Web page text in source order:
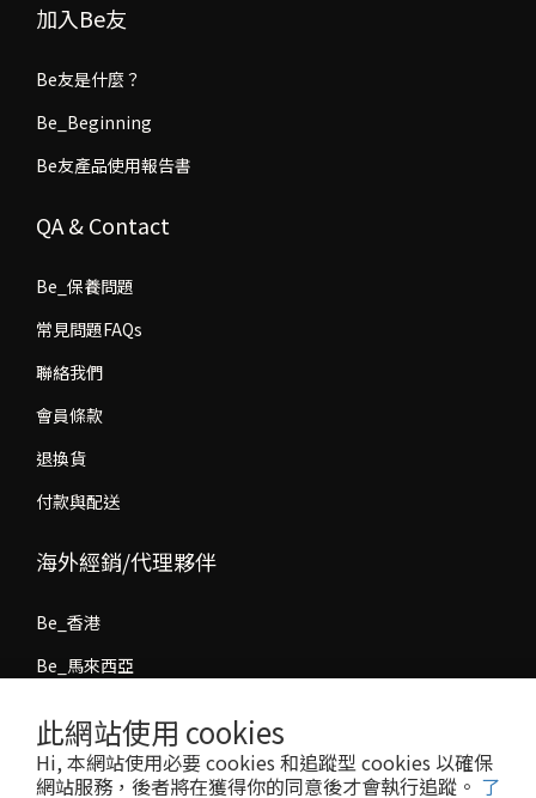
此網站使用 cookies
Hi, 本網站使用必要 cookies 和追蹤型 cookies 以確保
網站服務，後者將在獲得你的同意後才會執行追蹤。 了
加入Be友
Be友是什麼？
Be_Beginning
Be友產品使用報告書
QA & Contact
Be_保養問題
常見問題FAQs
聯絡我們
會員條款
退換貨
付款與配送
海外經銷/代理夥伴
Be_香港
Be_馬來西亞